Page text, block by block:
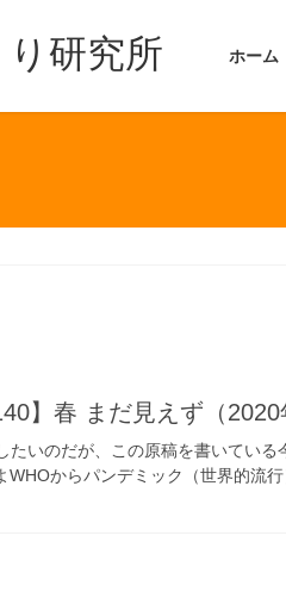
研究所 ホーム
】春 まだ見えず（2020
たいのだが、この原稿を書いてい
WHOからパンデミック（世界的流